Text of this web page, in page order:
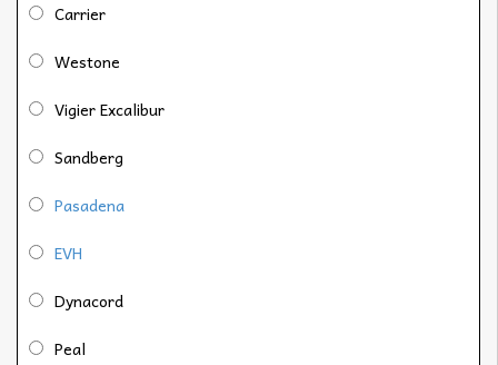
Carrier
Westone
Vigier Excalibur
Sandberg
Pasadena
EVH
Dynacord
Peal